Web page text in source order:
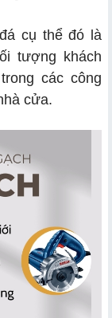
cụ thể đó là
tượng khách
các công
cửa.